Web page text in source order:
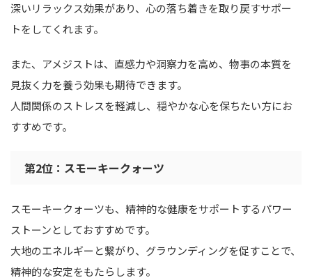
深いリラックス効果があり、心の落ち着きを取り戻すサポー
トをしてくれます。
また、アメジストは、直感力や洞察力を高め、物事の本質を
見抜く力を養う効果も期待できます。
人間関係のストレスを軽減し、穏やかな心を保ちたい方にお
すすめです。
第2位：スモーキークォーツ
スモーキークォーツも、精神的な健康をサポートするパワー
ストーンとしておすすめです。
大地のエネルギーと繋がり、グラウンディングを促すことで、
精神的な安定をもたらします。